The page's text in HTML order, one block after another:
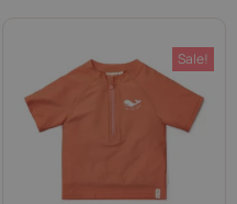
επιλογές
μπορούν
να
Sale!